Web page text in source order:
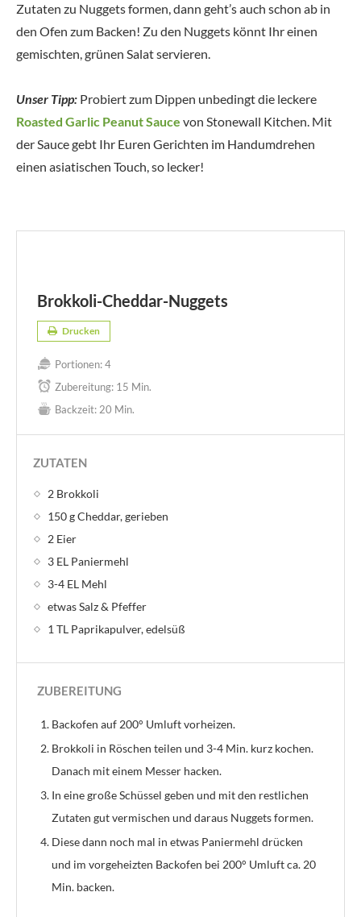
Zutaten zu Nuggets formen, dann geht’s auch schon ab in
den Ofen zum Backen! Zu den Nuggets könnt Ihr einen
gemischten, grünen Salat servieren.
Unser Tipp: Probiert zum Dippen unbedingt die leckere
Roasted Garlic Peanut Sauce von Stonewall Kitchen. Mit
der Sauce gebt Ihr Euren Gerichten im Handumdrehen
einen asiatischen Touch, so lecker!
Brokkoli-Cheddar-Nuggets
Drucken
Portionen:4
Zubereitung: 15 Min.
Backzeit: 20 Min.
ZUTATEN
2 Brokkoli
150 g Cheddar, gerieben
2 Eier
3 EL Paniermehl
3-4 EL Mehl
etwas Salz & Pfeffer
1 TL Paprikapulver, edelsüß
ZUBEREITUNG
Backofen auf 200° Umluft vorheizen.
Brokkoli in Röschen teilen und 3-4 Min. kurz kochen.
Danach mit einem Messer hacken.
In eine große Schüssel geben und mit den restlichen
Zutaten gut vermischen und daraus Nuggets formen.
Diese dann noch mal in etwas Paniermehl drücken
und im vorgeheizten Backofen bei 200° Umluft ca. 20
Min. backen.